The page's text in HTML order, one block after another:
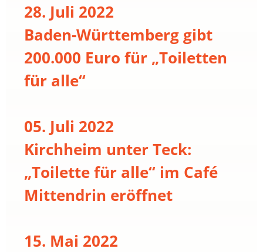
28. Juli 2022
Baden-Württemberg gibt
200.000 Euro für „Toiletten
für alle“
05. Juli 2022
Kirchheim unter Teck:
„Toilette für alle“ im Café
Mittendrin eröffnet
15. Mai 2022